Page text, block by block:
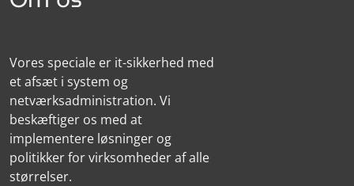
Vores speciale er it-sikkerhed med
et afsæt i system og
netværksadministration. Vi
beskæftiger os med at
implementere løsninger og
politikker for virksomheder af alle
størrelser.